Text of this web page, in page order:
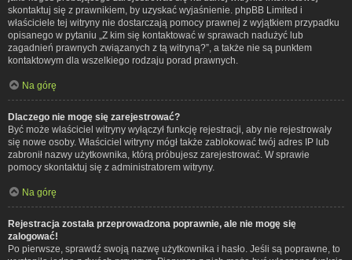
skontaktuj się z prawnikiem, by uzyskać wyjaśnienie. phpBB Limited i
właściciele tej witryny nie dostarczają pomocy prawnej z wyjątkiem przypadku
opisanego w pytaniu „Z kim się kontaktować w sprawach nadużyć lub
zagadnień prawnych związanych z tą witryną?”, a także nie są punktem
kontaktowym dla wszelkiego rodzaju porad prawnych.
Na górę
Dlaczego nie mogę się zarejestrować?
Być może właściciel witryny wyłączył funkcję rejestracji, aby nie rejestrowały
się nowe osoby. Właściciel witryny mógł także zablokować twój adres IP lub
zabronił nazwy użytkownika, którą próbujesz zarejestrować. W sprawie
pomocy skontaktuj się z administratorem witryny.
Na górę
Rejestracja została przeprowadzona poprawnie, ale nie mogę się
zalogować!
Po pierwsze, sprawdź swoją nazwę użytkownika i hasło. Jeśli są poprawne, to